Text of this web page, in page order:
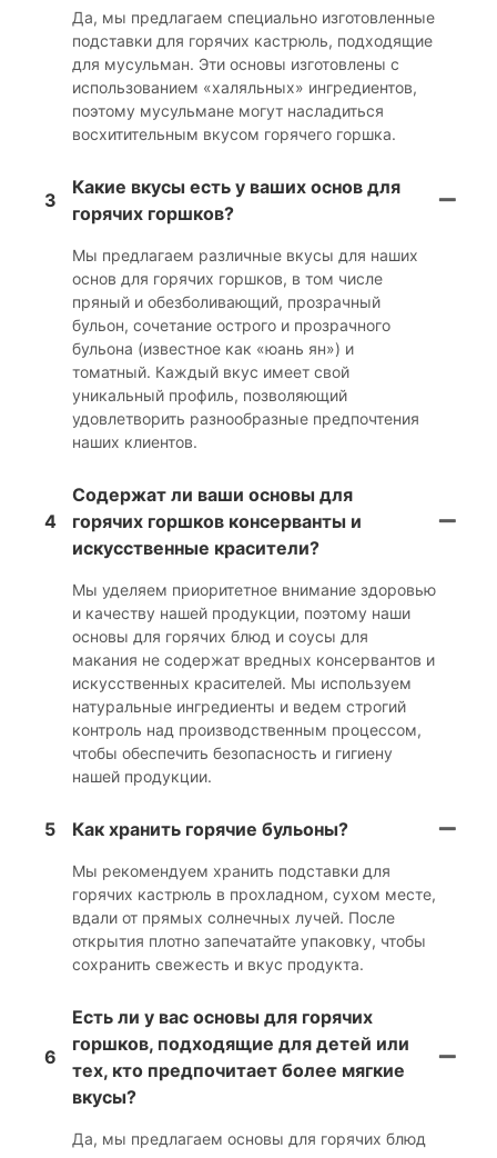
Да, мы предлагаем специально изготовленные
подставки для горячих кастрюль, подходящие
для мусульман. Эти основы изготовлены с
использованием «халяльных» ингредиентов,
поэтому мусульмане могут насладиться
восхитительным вкусом горячего горшка.
3
Какие вкусы есть у ваших основ для
горячих горшков?
Мы предлагаем различные вкусы для наших
основ для горячих горшков, в том числе
пряный и обезболивающий, прозрачный
бульон, сочетание острого и прозрачного
бульона (известное как «юань ян») и
томатный. Каждый вкус имеет свой
уникальный профиль, позволяющий
удовлетворить разнообразные предпочтения
наших клиентов.
4
Содержат ли ваши основы для
горячих горшков консерванты и
искусственные красители?
Мы уделяем приоритетное внимание здоровью
и качеству нашей продукции, поэтому наши
основы для горячих блюд и соусы для
макания не содержат вредных консервантов и
искусственных красителей. Мы используем
натуральные ингредиенты и ведем строгий
контроль над производственным процессом,
чтобы обеспечить безопасность и гигиену
нашей продукции.
5 Как хранить горячие бульоны?
Мы рекомендуем хранить подставки для
горячих кастрюль в прохладном, сухом месте,
вдали от прямых солнечных лучей. После
открытия плотно запечатайте упаковку, чтобы
сохранить свежесть и вкус продукта.
6
Есть ли у вас основы для горячих
горшков, подходящие для детей или
тех, кто предпочитает более мягкие
вкусы?
Да, мы предлагаем основы для горячих блюд